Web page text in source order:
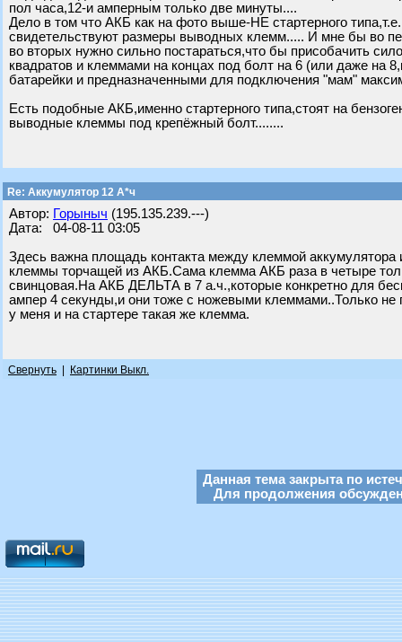
пол часа,12-и амперным только две минуты....
Дело в том что АКБ как на фото выше-НЕ стартерного
свидетельствуют размеры выводных клемм..... И мне бы во
во вторых нужно сильно постараться,что бы присобачить
квадратов и клеммами на концах под болт на 6 (или даже на
батарейки и предназначенными для подключения "мам"
Есть подобные АКБ,именно стартерного типа,стоят на
выводные клеммы под крепёжный болт........
Re: Аккумулятор 12 А*ч
Автор: Горыныч (195.135.239.---)
Дата: 04-08-11 03:05
Здесь важна площадь контакта между клеммой
клеммы торчащей из АКБ.Сама клемма АКБ раза в четыре
свинцовая.На АКБ ДЕЛЬТА в 7 а.ч.,которые конкретно для
ампер 4 секунды,и они тоже с ножевыми клеммами..Только
у меня и на стартере такая же клемма.
Свернуть Картинки Выкл.
Данная тема закрыта по
Для продолжения